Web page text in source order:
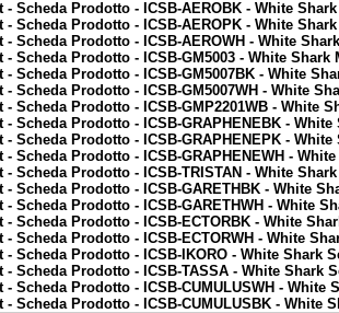
Scheda Prodotto - ICSB-AEROBK - White
Scheda Prodotto - ICSB-AEROPK - White
Scheda Prodotto - ICSB-AEROWH - White
Scheda Prodotto - ICSB-GM5003 - White
Scheda Prodotto - ICSB-GM5007BK - White
Scheda Prodotto - ICSB-GM5007WH - White
Scheda Prodotto - ICSB-GMP2201WB - White
Scheda Prodotto - ICSB-GRAPHENEBK -
Scheda Prodotto - ICSB-GRAPHENEPK -
Scheda Prodotto - ICSB-GRAPHENEWH -
Scheda Prodotto - ICSB-TRISTAN - White
Scheda Prodotto - ICSB-GARETHBK - White
Scheda Prodotto - ICSB-GARETHWH - White
Scheda Prodotto - ICSB-ECTORBK - White
Scheda Prodotto - ICSB-ECTORWH - White
Scheda Prodotto - ICSB-IKORO - White Shark
Scheda Prodotto - ICSB-TASSA - White Shark
Scheda Prodotto - ICSB-CUMULUSWH -
Scheda Prodotto - ICSB-CUMULUSBK - White